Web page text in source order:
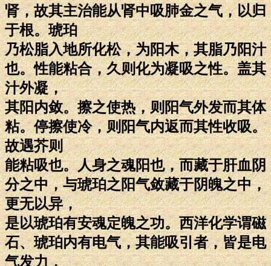
肾，故其主治能从肾中吸肺金之气，以归
于根。琥珀
乃松脂入地所化松，为阳木，其脂乃阳汁
也。性能粘合，久则化为凝吸之性。盖其
汁外凝，
其阳内敛。擦之使热，则阳气外发而其体
粘。停擦使冷，则阳气内返而其性收吸。
故遇芥则
能粘吸也。人身之魂阳也，而藏于肝血阴
分之中，与琥珀之阳气敛藏于阴魄之中，
更无以异，
是以琥珀有安魂定魄之功。西洋化学谓磁
石、琥珀内有电气，其能吸引者，皆是电
气发力，